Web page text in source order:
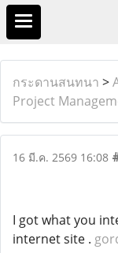
กระดานสนทนา >
Project
16 มี.ค. 2569 16:08
I got what you
internet site .